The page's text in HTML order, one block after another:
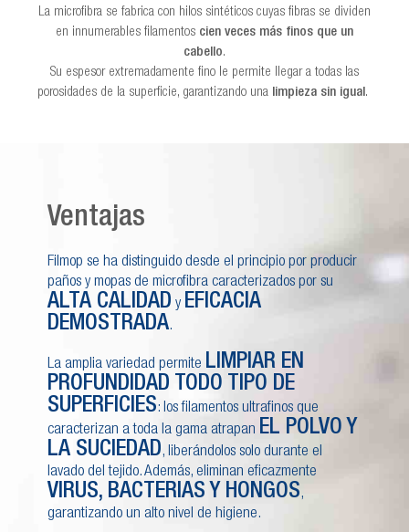
La microfibra se fabrica con hilos sintéticos cuyas fibras se dividen
en innumerables filamentos cien veces más finos que un
cabello.
Su espesor extremadamente fino le permite llegar a todas las
porosidades de la superficie, garantizando una limpieza sin igual .
Ventajas
Filmop se ha distinguido desde el principio por producir
paños y mopas de microfibra caracterizados por su
ALTA CALIDAD y EFICACIA
DEMOSTRADA.
La amplia variedad permite LIMPIAR EN
PROFUNDIDAD TODO TIPO DE
SUPERFICIES: los filamentos ultrafinos que
caracterizan a toda la gama atrapan EL POLVO Y
LA SUCIEDAD, liberándolos solo durante el
lavado del tejido. Además, eliminan eficazmente
VIRUS, BACTERIAS Y HONGOS,
garantizando un alto nivel de higiene.